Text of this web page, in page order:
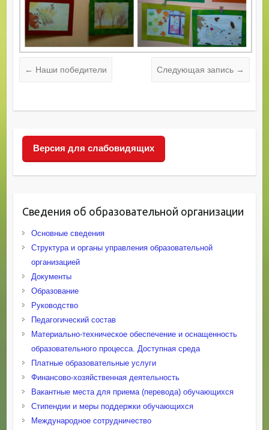
← Наши победители Следующая запись →
Версия для слабовидящих
Сведения об образовательной организации
Основные сведения
Структура и органы управления образовательной
организацией
Документы
Образование
Руководство
Педагогический состав
Материально-техническое обеспечение и оснащенность
образовательного процесса. Доступная среда
Платные образовательные услуги
Финансово-хозяйственная деятельность
Вакантные места для приема (перевода) обучающихся
Стипендии и меры поддержки обучающихся
Международное сотрудничество